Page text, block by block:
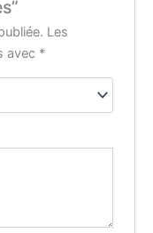
Les
avec *